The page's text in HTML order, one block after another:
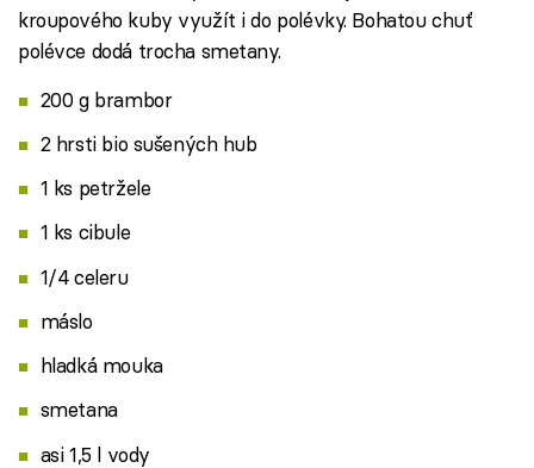
kroupového kuby využít i do polévky. Bohatou chuť
polévce dodá trocha smetany.
200 g brambor
2 hrsti bio sušených hub
1 ks petržele
1 ks cibule
1/4 celeru
máslo
hladká mouka
smetana
asi 1,5 l vody